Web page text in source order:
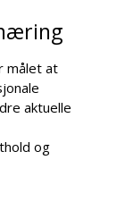
målet at
aktuelle
og